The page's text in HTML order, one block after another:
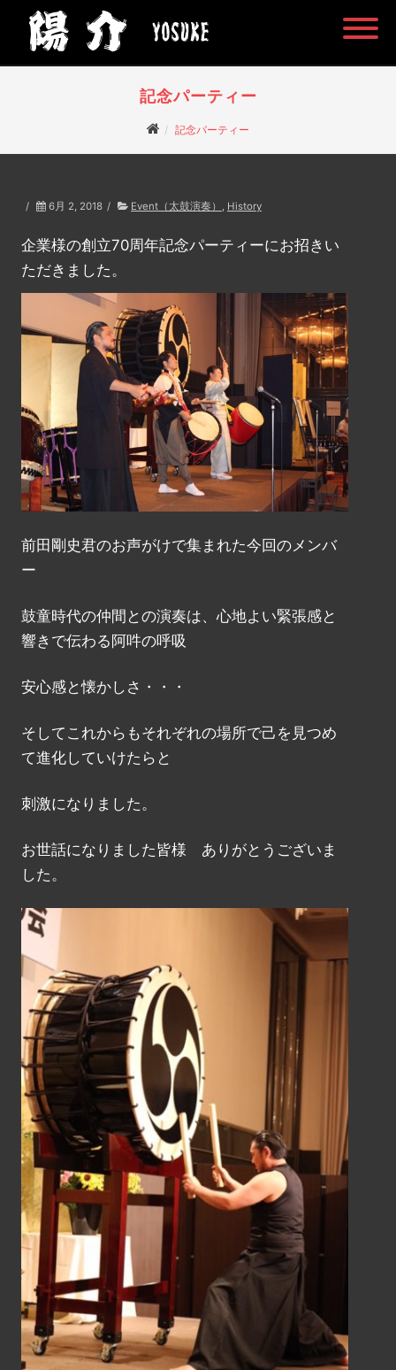
記念パーティー
記念パーティー
/ 6月 2, 2018 / Event（太鼓演奏） , History
企業様の創立70周年記念パーティーにお招きい
ただきました。
前田剛史君のお声がけで集まれた今回のメンバ
ー
鼓童時代の仲間との演奏は、心地よい緊張感と
響きで伝わる阿吽の呼吸
安心感と懐かしさ・・・
そしてこれからもそれぞれの場所で己を見つめ
て進化していけたらと
刺激になりました。
お世話になりました皆様 ありがとうございま
した。